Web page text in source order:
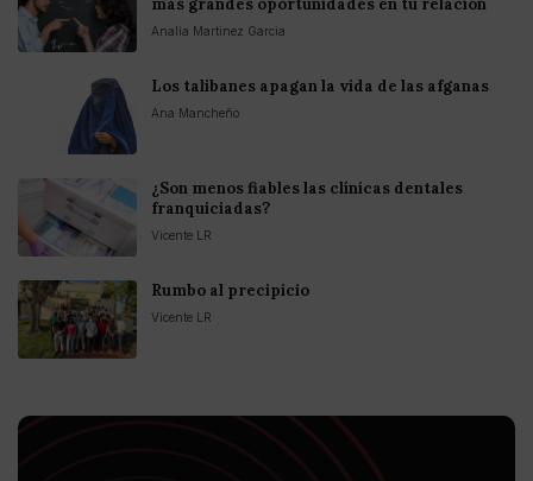
más grandes oportunidades en tu relación
Analia Martinez Garcia
Los talibanes apagan la vida de las afganas
Ana Mancheño
¿Son menos fiables las clínicas dentales
franquiciadas?
Vicente LR
Rumbo al precipicio
Vicente LR